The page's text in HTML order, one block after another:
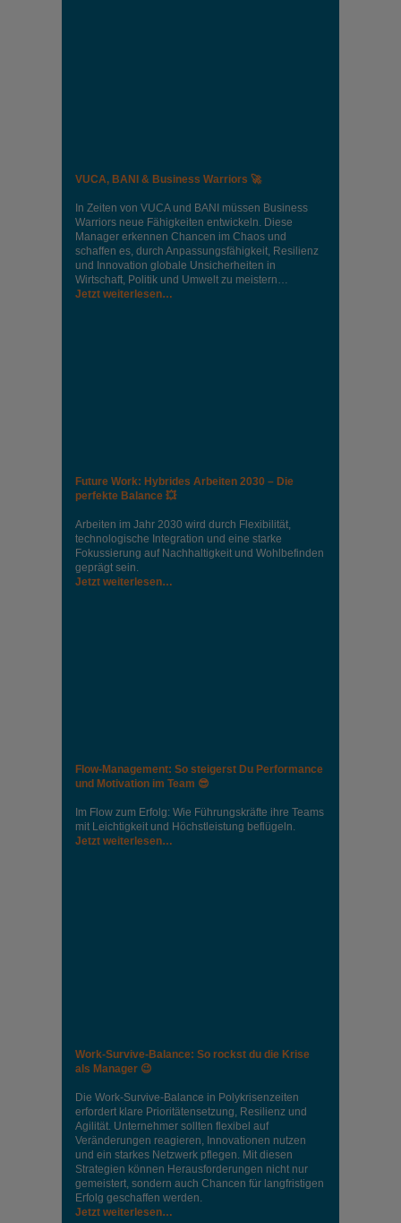
VUCA, BANI & Business Warriors 🚀
In Zeiten von VUCA und BANI müssen Business
Warriors neue Fähigkeiten entwickeln. Diese
Manager erkennen Chancen im Chaos und
schaffen es, durch Anpassungsfähigkeit, Resilienz
und Innovation globale Unsicherheiten in
Wirtschaft, Politik und Umwelt zu meistern…
Jetzt weiterlesen…
Future Work: Hybrides Arbeiten 2030 – Die
perfekte Balance 💥
Arbeiten im Jahr 2030 wird durch Flexibilität,
technologische Integration und eine starke
Fokussierung auf Nachhaltigkeit und Wohlbefinden
geprägt sein.
Jetzt weiterlesen…
Flow-Management: So steigerst Du Performance
und Motivation im Team 😎
Im Flow zum Erfolg: Wie Führungskräfte ihre Teams
mit Leichtigkeit und Höchstleistung beflügeln.
Jetzt weiterlesen…
Work-Survive-Balance: So rockst du die Krise
als Manager 😉
Die Work-Survive-Balance in Polykrisenzeiten
erfordert klare Prioritätensetzung, Resilienz und
Agilität. Unternehmer sollten flexibel auf
Veränderungen reagieren, Innovationen nutzen
und ein starkes Netzwerk pflegen. Mit diesen
Strategien können Herausforderungen nicht nur
gemeistert, sondern auch Chancen für langfristigen
Erfolg geschaffen werden.
Jetzt weiterlesen…